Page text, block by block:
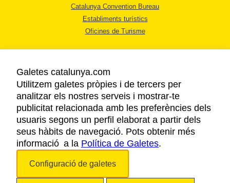
Catalunya Convention Bureau
Establiments turístics
Oficines de Turisme
AVÍS LEGAL
POLÍTICA DE PRIVACITAT
COOKIES
ACCESSIBILITAT
Galetes catalunya.com
Utilitzem galetes pròpies i de tercers per
analitzar els nostres serveis i mostrar-te
publicitat relacionada amb les preferències dels
usuaris segons un perfil elaborat a partir dels
seus hàbits de navegació. Pots obtenir més
informació a la Política de Galetes.
Configuració de galetes